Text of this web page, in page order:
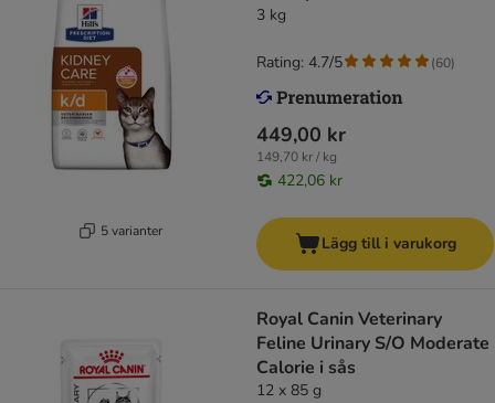
5 varianter
3 kg
449,00 kr
149,70 kr / kg
422,06 kr
Rating: 4.7/5 (60)
Lägg till i varukorg
Royal Canin Veterinary
Feline Urinary S/O Moderate
Calorie i sås
12 x 85 g